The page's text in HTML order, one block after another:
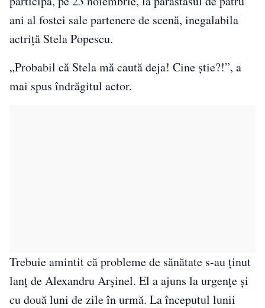
ani al fostei sale partenere de scenă, inegalabila
actriță Stela Popescu.
„Probabil că Stela mă caută deja! Cine știe?!”, a
mai spus îndrăgitul actor.
Trebuie amintit că probleme de sănătate s-au ținut
lanț de Alexandru Arșinel. El a ajuns la urgențe și
cu două luni de zile în urmă. La începutul lunii